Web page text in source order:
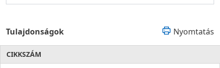
Tulajdonságok Nyomtatás
CIKKSZÁM